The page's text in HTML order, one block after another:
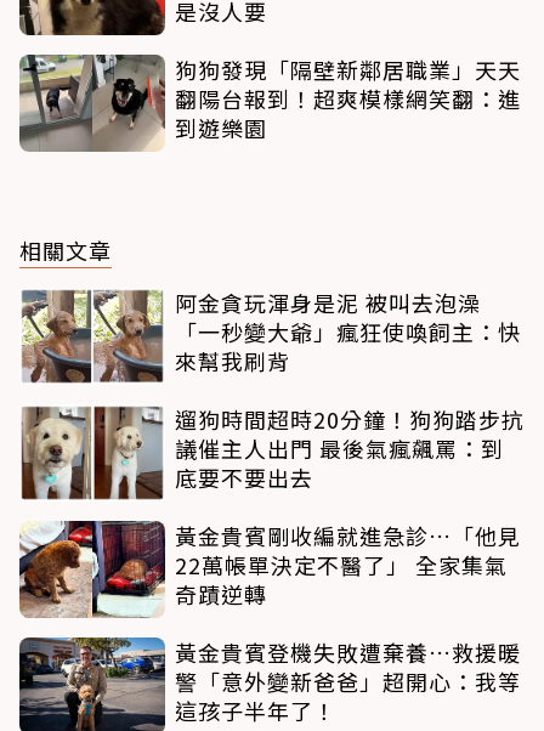
是沒人要
狗狗發現「隔壁新鄰居職業」天天
翻陽台報到！超爽模樣網笑翻：進
到遊樂園
相關文章
阿金貪玩渾身是泥 被叫去泡澡
「一秒變大爺」瘋狂使喚飼主：快
來幫我刷背
遛狗時間超時20分鐘！狗狗踏步抗
議催主人出門 最後氣瘋飆罵：到
底要不要出去
黃金貴賓剛收編就進急診…「他見
22萬帳單決定不醫了」 全家集氣
奇蹟逆轉
黃金貴賓登機失敗遭棄養…救援暖
警「意外變新爸爸」超開心：我等
這孩子半年了！